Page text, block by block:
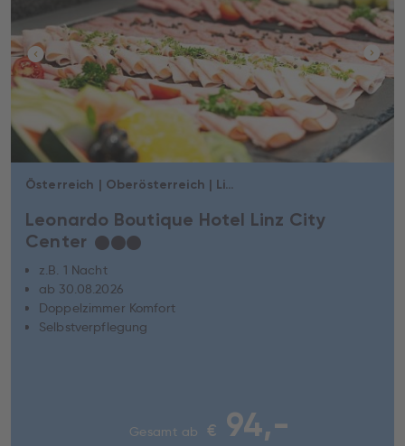
Österreich | Oberösterreich | Linz
Leonardo Boutique Hotel Linz City
Center
★★★
z.B. 1 Nacht
ab 30.08.2026
Doppelzimmer Komfort
Selbstverpflegung
Gesamt ab € 94,-